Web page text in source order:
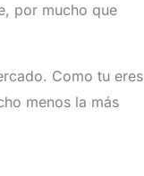
por mucho que
Como tu eres
menos la más